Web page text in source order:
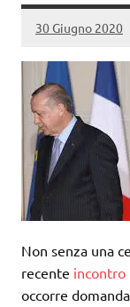
30 Giugno 2020
Non senza una
recente incontro
occorre